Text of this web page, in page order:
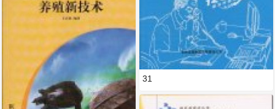
31